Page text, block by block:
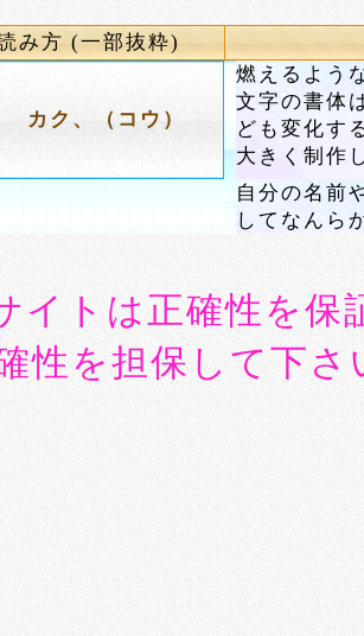
み方 (一部抜粋)
カク、（コウ）
燃えるよう
文字の書体
ども変化す
大きく制作
自分の名前
してなんら
イトは正確性を
性を担保して下さ